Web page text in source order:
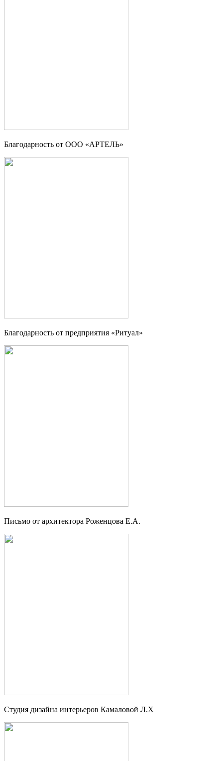
Благодарность от ООО «АРТЕЛЬ»
Благодарность от предприятия «Ритуал»
Письмо от архитектора Роженцова Е.А.
Студия дизайна интерьеров Камаловой Л.Х